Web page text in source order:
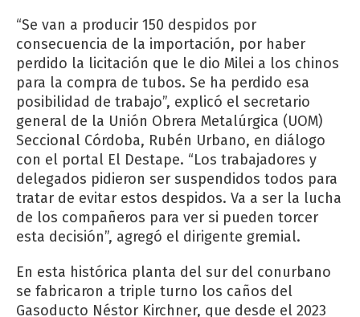
“Se van a producir 150 despidos por
consecuencia de la importación, por haber
perdido la licitación que le dio Milei a los chinos
para la compra de tubos. Se ha perdido esa
posibilidad de trabajo”, explicó el secretario
general de la Unión Obrera Metalúrgica (UOM)
Seccional Córdoba, Rubén Urbano, en diálogo
con el portal El Destape. “Los trabajadores y
delegados pidieron ser suspendidos todos para
tratar de evitar estos despidos. Va a ser la lucha
de los compañeros para ver si pueden torcer
esta decisión”, agregó el dirigente gremial.
En esta histórica planta del sur del conurbano
se fabricaron a triple turno los caños del
Gasoducto Néstor Kirchner, que desde el 2023